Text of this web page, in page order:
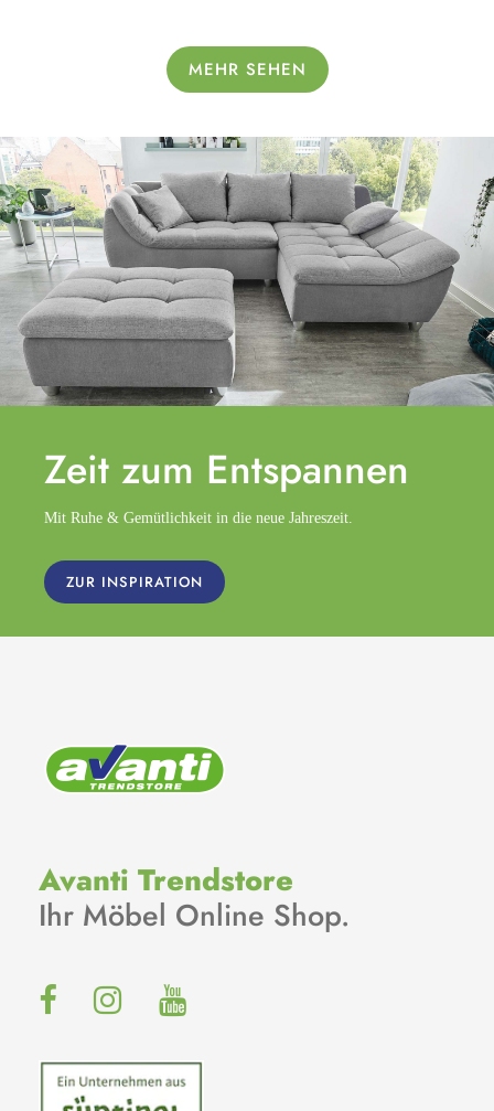
MEHR SEHEN
Zeit zum Entspannen
Mit Ruhe & Gemütlichkeit in die neue Jahreszeit.
ZUR INSPIRATION
Avanti Trendstore
Ihr Möbel Online Shop.